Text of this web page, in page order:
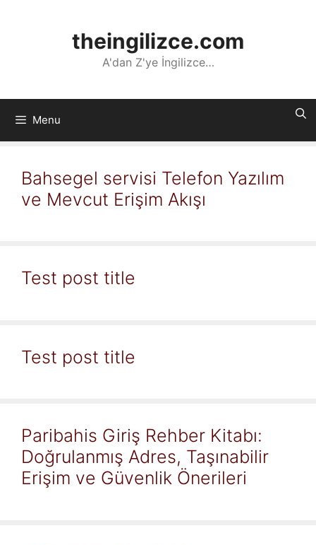
theingilizce.com
A'dan Z'ye İngilizce…
Menu
Bahsegel servisi Telefon Yazılım
ve Mevcut Erişim Akışı
Test post title
Test post title
Paribahis Giriş Rehber Kitabı:
Doğrulanmış Adres, Taşınabilir
Erişim ve Güvenlik Önerileri